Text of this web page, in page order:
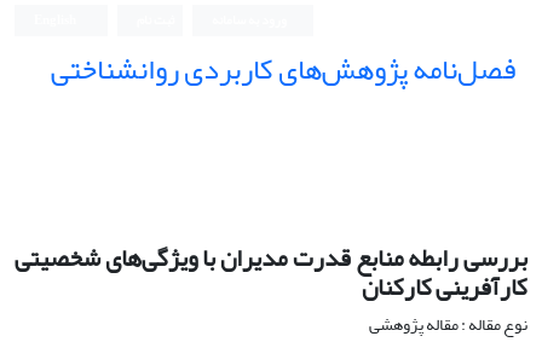
فصل‌نامه پژوهش‌های کاربردی روانشناختی
بررسی رابطه منابع قدرت مدیران با ویژگی‌های شخصیتی
کارآفرینی کارکنان
نوع مقاله : مقاله پژوهشی